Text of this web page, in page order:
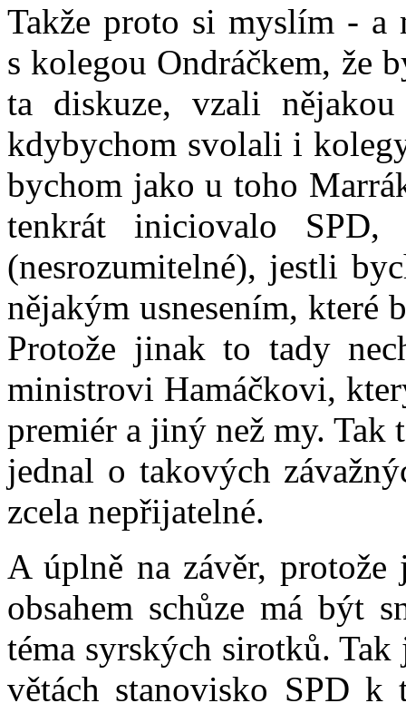
Takže proto si myslím -
s kolegou Ondráčkem, že
ta diskuze, vzali
kdybychom svolali i
bychom jako u toho
tenkrát iniciovalo
(nesrozumitelné), jestli
nějakým usnesením, které
Protože jinak to tady
ministrovi Hamáčkovi,
premiér a jiný než my. Tak
jednal o takových
zcela nepřijatelné.
A úplně na závěr,
obsahem schůze má být
téma syrských sirotků.
větách stanovisko SPD